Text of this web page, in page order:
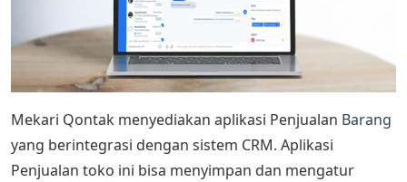
Mekari Qontak menyediakan aplikasi Penjualan Barang
yang berintegrasi dengan sistem CRM. Aplikasi
Penjualan toko ini bisa menyimpan dan mengatur